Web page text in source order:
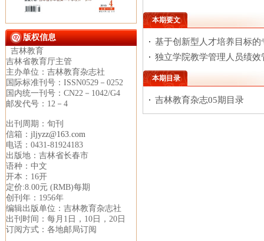
版权信息
吉林教育
吉林省教育厅主管
主办单位：吉林教育杂志社
国际标准刊号：ISSN0529－0252
国内统一刊号：CN22－1042/G4
邮发代号：12－4
出刊周期：旬刊
信箱： jljyzz@163.com
电话：0431-81924183
出版地：吉林省长春市
语种：中文
开本：16开
定价:8.00元 (RMB)每期
创刊年：1956年
编辑出版单位：吉林教育杂志社
出刊时间：每月1日，10日，20日
订阅方式：各地邮局订阅
本期要文
基于创新型人才培养目标
独立学院教学管理人员绩
本期目录
吉林教育杂志05期目录